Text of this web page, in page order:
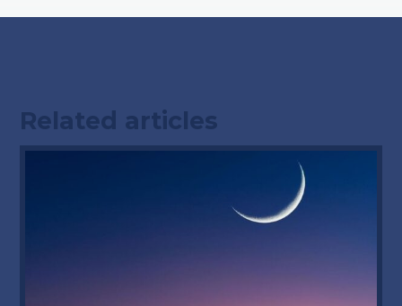
Related articles